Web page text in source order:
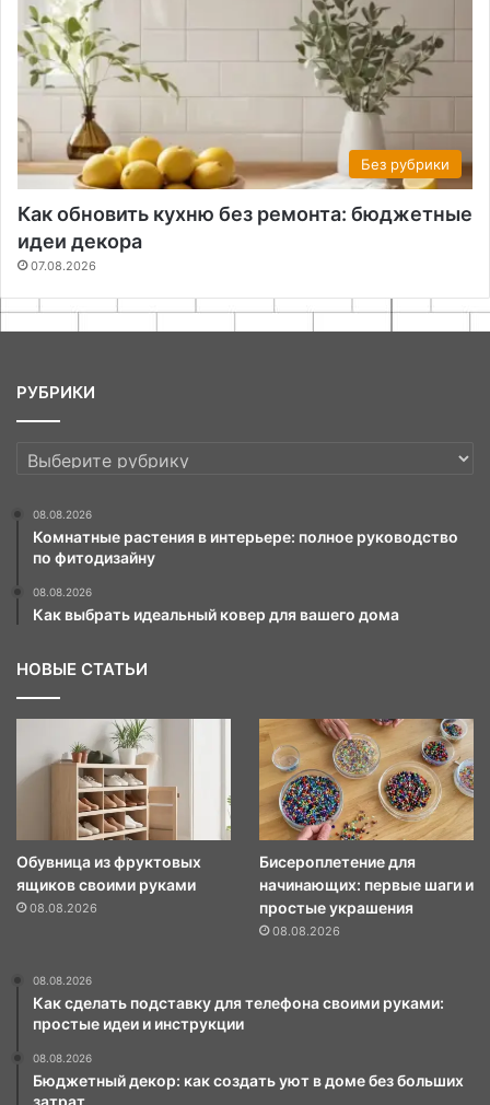
Без рубрики
Как обновить кухню без ремонта: бюджетные
идеи декора
07.08.2026
РУБРИКИ
РУБРИКИ
08.08.2026
Комнатные растения в интерьере: полное руководство
по фитодизайну
08.08.2026
Как выбрать идеальный ковер для вашего дома
НОВЫЕ СТАТЬИ
Обувница из фруктовых
ящиков своими руками
08.08.2026
Бисероплетение для
начинающих: первые шаги и
простые украшения
08.08.2026
08.08.2026
Как сделать подставку для телефона своими руками:
простые идеи и инструкции
08.08.2026
Бюджетный декор: как создать уют в доме без больших